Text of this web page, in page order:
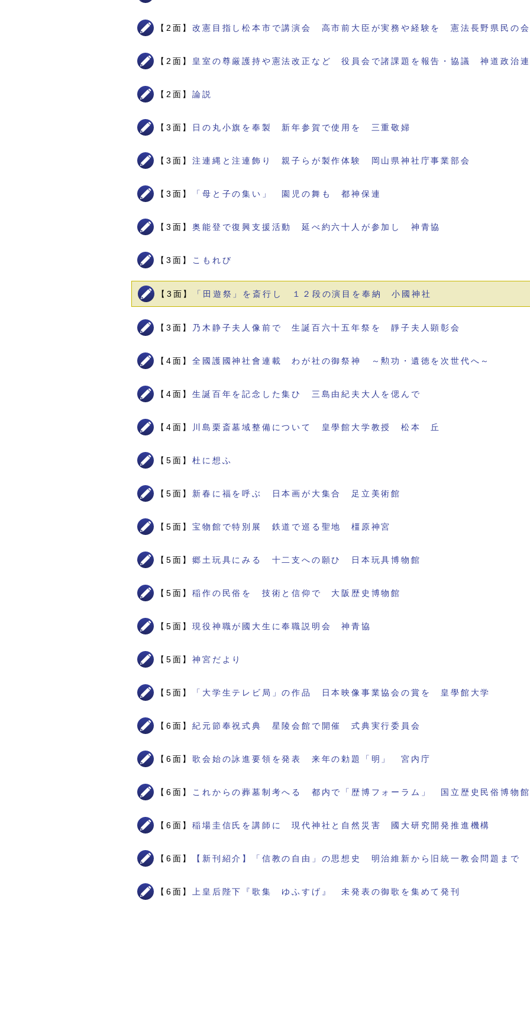
【2面】改憲目指し松本市で講演会 高市前大臣が実務や経験を 憲法長野県民の会
【2面】 皇室の尊厳護持や憲法改正など 役員会で諸課題を報告・協議 神道政治
【2面】論説
【3面】 日の丸小旗を奉製 新年参賀で使用を 三重敬婦
【3面】注連縄と注連飾り 親子らが製作体験 岡山県神社庁事業部会
【3面】 「母と子の集い」 園児の舞も 都神保連
【3面】奥能登で復興支援活動 延べ約六十人が参加し 神青協
【3面】 こもれび
【3面】 「田遊祭」を斎行し １２段の演目を奉納 小國神社
【3面】 乃木静子夫人像前で 生誕百六十五年祭を 靜子夫人顕彰会
【4面】全國護國神社會連載 わが社の御祭神 ～勲功・遺徳を次世代へ～
【4面】生誕百年を記念した集ひ 三島由紀夫大人を偲んで
【4面】 川島栗斎墓域整備について 皇學館大学教授 松本 丘
【5面】杜に想ふ
【5面】 新春に福を呼ぶ 日本画が大集合 足立美術館
【5面】宝物館で特別展 鉄道で巡る聖地 橿原神宮
【5面】郷土玩具にみる 十二支への願ひ 日本玩具博物館
【5面】稲作の民俗を 技術と信仰で 大阪歴史博物館
【5面】現役神職が國大生に奉職説明会 神青協
【5面】神宮だより
【5面】 「大学生テレビ局」の作品 日本映像事業協会の賞を 皇學館大学
【6面】紀元節奉祝式典 星陵会館で開催 式典実行委員会
【6面】歌会始の詠進要領を発表 来年の勅題「明」 宮内庁
【6面】 これからの葬墓制考へる 都内で「歴博フォーラム」 国立歴史民俗博物館
【6面】稲場圭信氏を講師に 現代神社と自然災害 國大研究開発推進機構
【6面】 【新刊紹介】「信教の自由」の思想史 明治維新から旧統一教会問題まで
【6面】 上皇后陛下『歌集 ゆふすげ』 未発表の御歌を集めて発刊